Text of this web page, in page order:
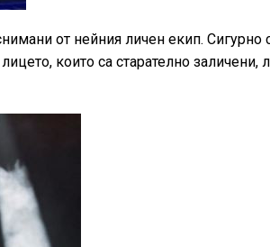
от нейния личен екип. Сигурно
които са старателно заличени,